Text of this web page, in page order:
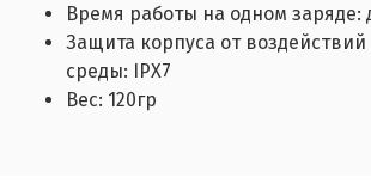
Время работы на одном заряде:
Защита корпуса от
среды: IPX7
Вес: 120гр